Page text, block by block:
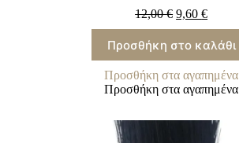
12,00€ 9,60€
Προσθήκη στο καλάθι
Προσθήκη στα αγαπημένα
Προσθήκη στα αγαπημένα